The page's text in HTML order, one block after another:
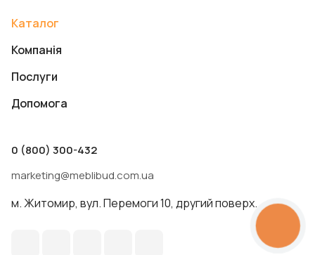
Каталог
Компанія
Послуги
Допомога
0 (800) 300-432
marketing@meblibud.com.ua
м. Житомир, вул. Перемоги 10, другий поверх.